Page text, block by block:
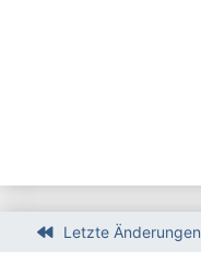
Letzte Änderungen